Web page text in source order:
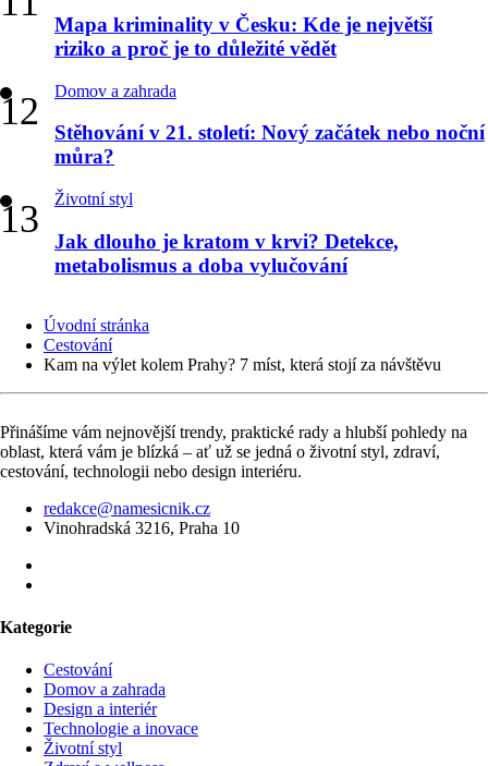
Mapa kriminality v Česku: Kde je největší
riziko a proč je to důležité vědět
Domov a zahrada
Stěhování v 21. století: Nový začátek nebo noční
můra?
Životní styl
Jak dlouho je kratom v krvi? Detekce,
metabolismus a doba vylučování
Úvodní stránka
Cestování
Kam na výlet kolem Prahy? 7 míst, která stojí za návštěvu
Přinášíme vám nejnovější trendy, praktické rady a hlubší pohledy na
oblast, která vám je blízká – ať už se jedná o životní styl, zdraví,
cestování, technologii nebo design interiéru.
redakce@namesicnik.cz
Vinohradská 3216, Praha 10
Kategorie
Cestování
Domov a zahrada
Design a interiér
Technologie a inovace
Životní styl